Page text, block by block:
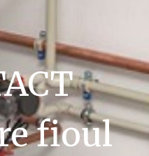
fioul